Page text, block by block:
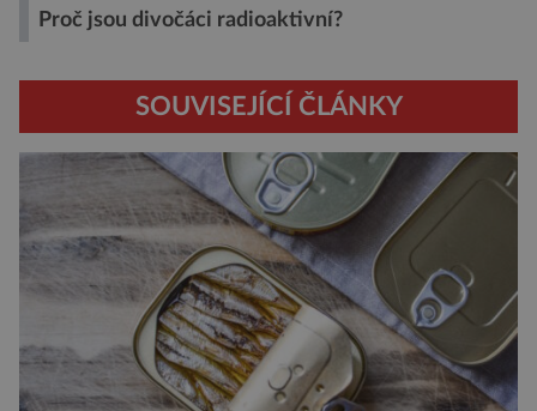
Proč jsou divočáci radioaktivní?
SOUVISEJÍCÍ ČLÁNKY